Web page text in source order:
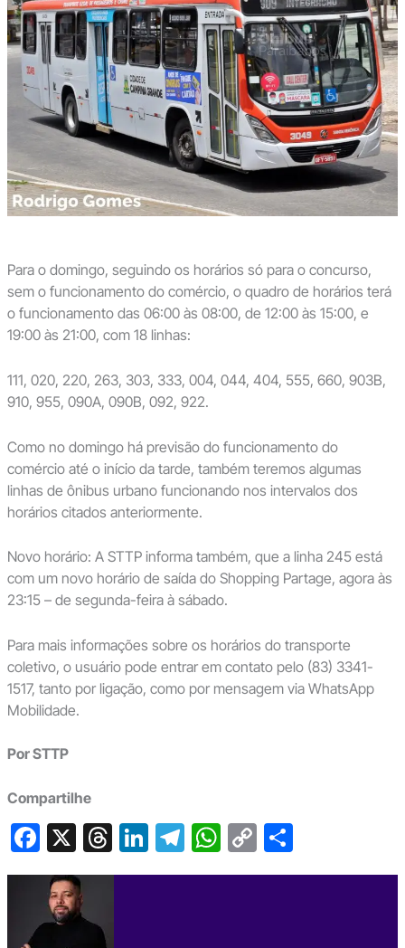
Para o domingo, seguindo os horários só para o concurso,
sem o funcionamento do comércio, o quadro de horários terá
o funcionamento das 06:00 às 08:00, de 12:00 às 15:00, e
19:00 às 21:00, com 18 linhas:
111, 020, 220, 263, 303, 333, 004, 044, 404, 555, 660, 903B,
910, 955, 090A, 090B, 092, 922.
Como no domingo há previsão do funcionamento do
comércio até o início da tarde, também teremos algumas
linhas de ônibus urbano funcionando nos intervalos dos
horários citados anteriormente.
Novo horário: A STTP informa também, que a linha 245 está
com um novo horário de saída do Shopping Partage, agora às
23:15 – de segunda-feira à sábado.
Para mais informações sobre os horários do transporte
coletivo, o usuário pode entrar em contato pelo (83) 3341-
1517, tanto por ligação, como por mensagem via WhatsApp
Mobilidade.
Por STTP
Compartilhe
F
a
c
e
X T
hr
Li
n
T
el
W
h
C
o
S
h